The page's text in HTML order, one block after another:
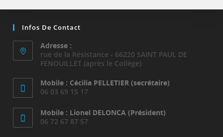
Infos De Contact
Adresse :
rue de la Résistance - 66220 SAINT PAUL DE
FENOUILLET (après le Collège)
Mobile : Cécilia PELLETIER (secrétaire)
06 03 69 15 17
Mobile : Lionel DELONCA (Président)
06 72 67 87 57